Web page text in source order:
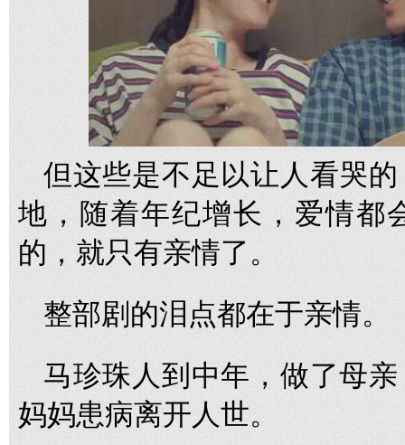
但这些是不足以让人看哭
地，随着年纪增长，爱情都
的，就只有亲情了。
整部剧的泪点都在于亲情。
马珍珠人到中年，做了母
妈妈患病离开人世。